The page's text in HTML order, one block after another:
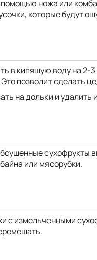
ножа или
которые будут
в кипящую воду на 2-
позволит сделать
на дольки и удалить
сухофрукты
или мясорубки.
с измельченными